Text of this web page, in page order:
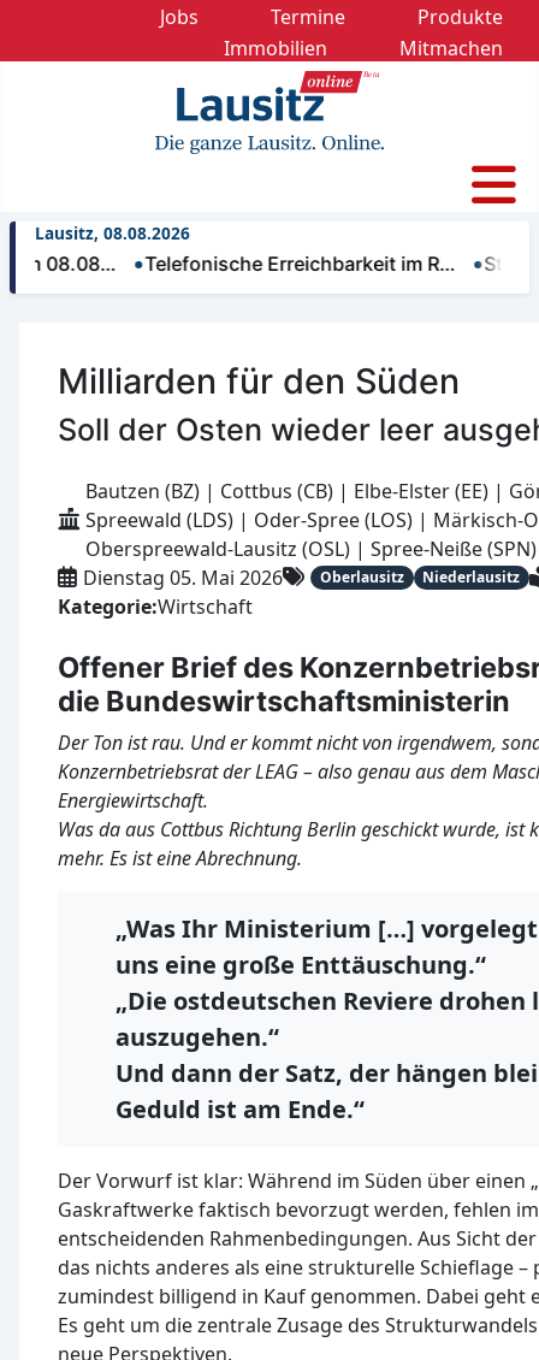
Jobs Termine
Produkte
Immobilien
Mitmachen
Lausitz, 08.08.2026
Telefonische Erreichbarkeit im R… Street
Milliarden für den Süden
Soll der Osten wieder leer
Bautzen (BZ) | Cottbus (CB) | Elbe-Elster (EE) |
Spreewald (LDS) | Oder-Spree (LOS) | Märkisch-
Oberspreewald-Lausitz (OSL) | Spree-Neiße (SPN)
Dienstag 05. Mai 2026
Oberlausitz Niederlausitz
Kategorie:Wirtschaft
Offener Brief des
die Bundeswirtschaftsministerin
Der Ton ist rau. Und er kommt nicht von irgendwem,
Konzernbetriebsrat der LEAG – also genau aus dem
Energiewirtschaft.
Was da aus Cottbus Richtung Berlin geschickt wurde, ist
mehr. Es ist eine Abrechnung.
„Was Ihr Ministerium […]
uns eine große Enttäuschung.“
„Die ostdeutschen Reviere drohen
auszugehen.“
Und dann der Satz, der hängen
Geduld ist am Ende.“
Der Vorwurf ist klar: Während im Süden über einen
Gaskraftwerke faktisch bevorzugt werden, fehlen
entscheidenden Rahmenbedingungen. Aus Sicht
das nichts anderes als eine strukturelle Schieflage
zumindest billigend in Kauf genommen. Dabei geht
Es geht um die zentrale Zusage des
neue Perspektiven.